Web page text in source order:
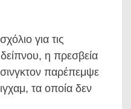
για τις
η πρεσβεία
παρέπεμψε
τα οποία δεν